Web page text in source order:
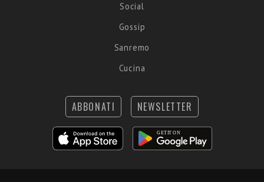
Social
Gossip
Sanremo
Cucina
ABBONATI NEWSLETTER